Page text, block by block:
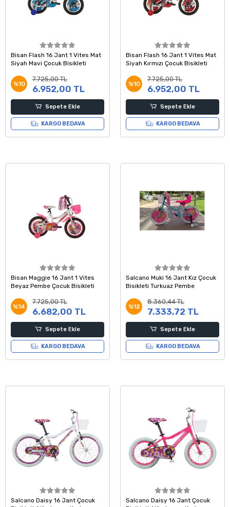
Bisan Flash 16 Jant 1 Vites Mat
Siyah Mavi Çocuk Bisikleti
%10
7.725,00 TL
6.952,00 TL
Sepete Ekle
KARGO BEDAVA
Bisan Flash 16 Jant 1 Vites Mat
Siyah Kırmızı Çocuk Bisikleti
%10
7.725,00 TL
6.952,00 TL
Sepete Ekle
KARGO BEDAVA
Bisan Maggie 16 Jant 1 Vites
Beyaz Pembe Çocuk Bisikleti
%14
7.725,00 TL
6.682,00 TL
Sepete Ekle
KARGO BEDAVA
Salcano Muki 16 Jant Kız Çocuk
Bisikleti Turkuaz Pembe
%12
8.360,44 TL
7.333,72 TL
Sepete Ekle
KARGO BEDAVA
Salcano Daisy 16 Jant Çocuk
Salcano Daisy 16 Jant Çocuk